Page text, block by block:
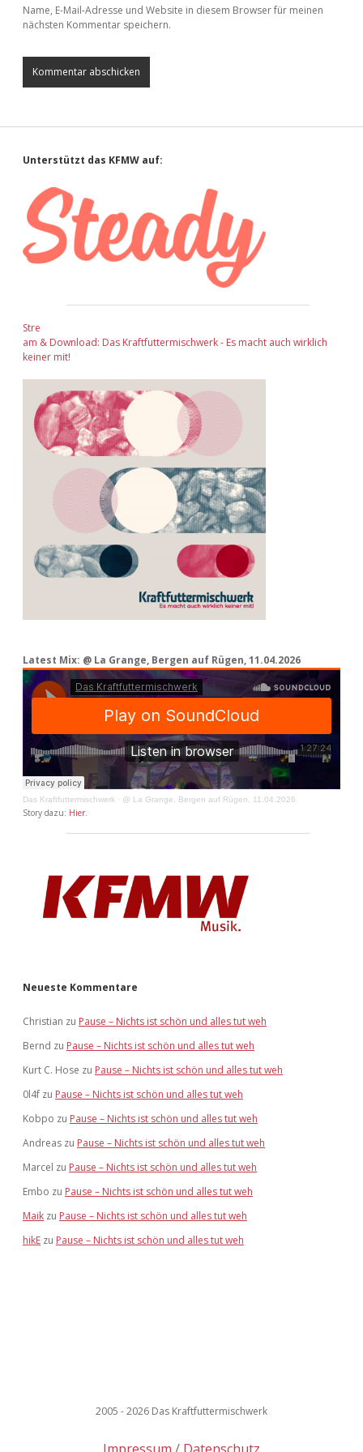
Name, E-Mail-Adresse und Website in diesem Browser für meinen
nächsten Kommentar speichern.
Sidebar
Unterstützt das KFMW auf:
Stre
am & Download: Das Kraftfuttermischwerk - Es macht auch wirklich
keiner mit!
Latest Mix: @ La Grange, Bergen auf Rügen, 11.04.2026
Das Kraftfuttermischwerk · @ La Grange, Bergen auf Rügen, 11.04.2026
Story dazu: Hier.
Neueste Kommentare
Christian zu Pause – Nichts ist schön und alles tut weh
Bernd zu Pause – Nichts ist schön und alles tut weh
Kurt C. Hose zu Pause – Nichts ist schön und alles tut weh
0l4f zu Pause – Nichts ist schön und alles tut weh
Kobpo zu Pause – Nichts ist schön und alles tut weh
Andreas zu Pause – Nichts ist schön und alles tut weh
Marcel zu Pause – Nichts ist schön und alles tut weh
Embo zu Pause – Nichts ist schön und alles tut weh
Maik zu Pause – Nichts ist schön und alles tut weh
hikE zu Pause – Nichts ist schön und alles tut weh
2005 - 2026 Das Kraftfuttermischwerk